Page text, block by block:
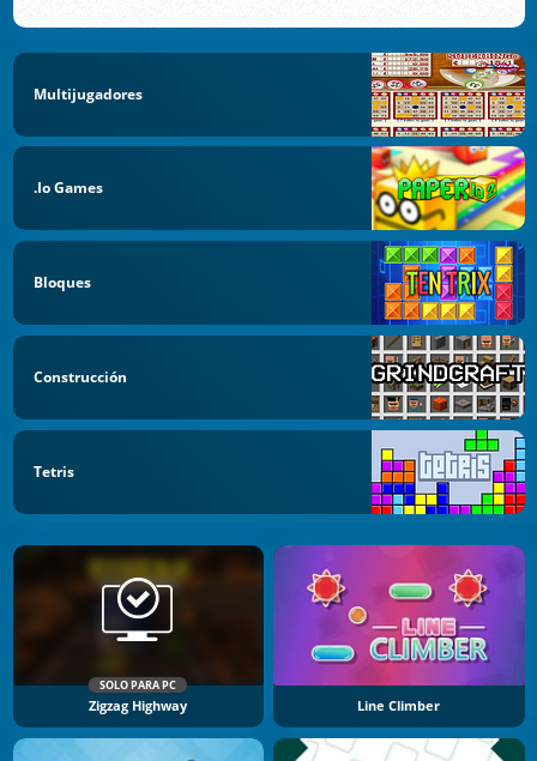
Multijugadores
.io Games
Bloques
Construcción
Tetris
SOLO PARA PC
Zigzag Highway Line Climber